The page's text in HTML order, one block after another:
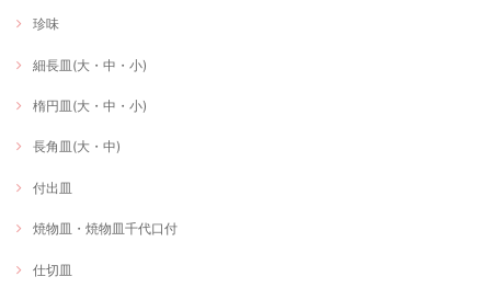
珍味
細長皿(大・中・小)
楕円皿(大・中・小)
長角皿(大・中)
付出皿
焼物皿・焼物皿千代口付
仕切皿